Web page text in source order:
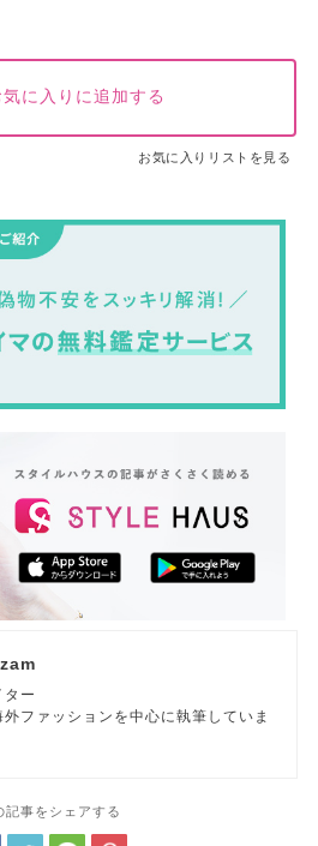
気に入りに追加する
お気に入りリストを見る
ター
ファッションを中心に執筆していま
記事をシェアする